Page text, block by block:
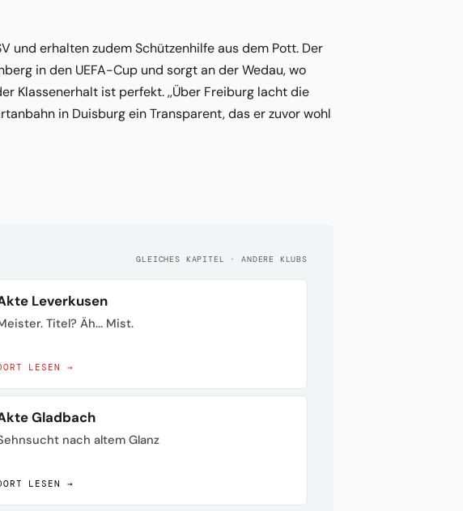
und erhalten zudem Schützenhilfe aus dem Pott. Der
in den UEFA-Cup und sorgt an der Wedau, wo
Klassenerhalt ist perfekt. ,,Über Freiburg lacht die
in Duisburg ein Transparent, das er zuvor wohl
GLEICHES KAPITEL · ANDERE KLUBS
Leverkusen
Titel? Äh... Mist.
LESEN →
Gladbach
nach altem Glanz
LESEN →